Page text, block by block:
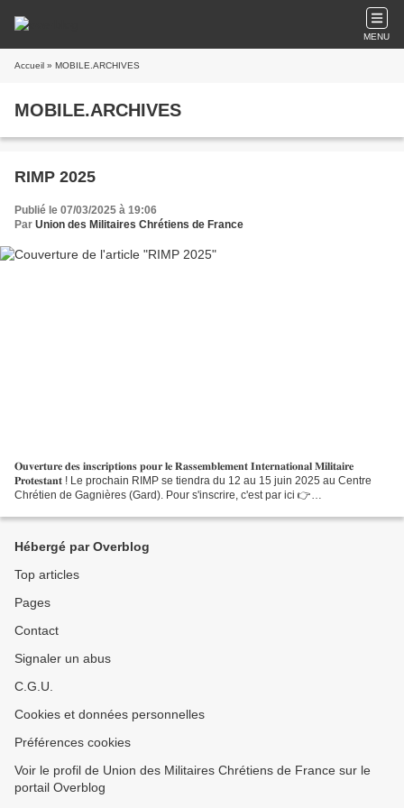
MENU
Accueil » MOBILE.ARCHIVES
MOBILE.ARCHIVES
RIMP 2025
Publié le 07/03/2025 à 19:06
Par Union des Militaires Chrétiens de France
𝐎𝐮𝐯𝐞𝐫𝐭𝐮𝐫𝐞 𝐝𝐞𝐬 𝐢𝐧𝐬𝐜𝐫𝐢𝐩𝐭𝐢𝐨𝐧𝐬 𝐩𝐨𝐮𝐫 𝐥𝐞 𝐑𝐚𝐬𝐬𝐞𝐦𝐛𝐥𝐞𝐦𝐞𝐧𝐭 𝐈𝐧𝐭𝐞𝐫𝐧𝐚𝐭𝐢𝐨𝐧𝐚𝐥 𝐌𝐢𝐥𝐢𝐭𝐚𝐢𝐫𝐞
𝐏𝐫𝐨𝐭𝐞𝐬𝐭𝐚𝐧𝐭 ! Le prochain RIMP se tiendra du 12 au 15 juin 2025 au Centre
Chrétien de Gagnières (Gard). Pour s'inscrire, c'est par ici 👉
Hébergé par Overblog
Top articles
Pages
Contact
Signaler un abus
C.G.U.
Cookies et données personnelles
Préférences cookies
Voir le profil de Union des Militaires Chrétiens de France sur le
portail Overblog